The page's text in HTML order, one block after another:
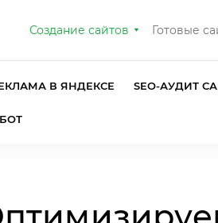
Создание сайтов Готовые
В ЯНДЕКСЕ SEO-АУДИТ